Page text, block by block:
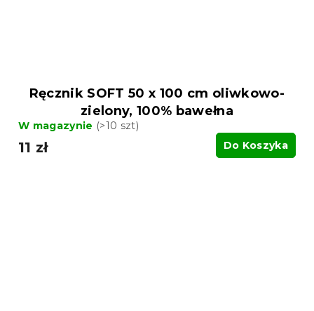
Ręcznik SOFT 50 x 100 cm oliwkowo-
zielony, 100% bawełna
W magazynie (>10 szt)
11 zł Do Koszyka